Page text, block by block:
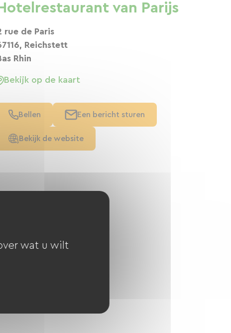
Hotelrestaurant van Parijs
rue de Paris
Reichstett
Rhin
Bekijk op de kaart
Bellen Een bericht sturen
Bekijk de website
wat u wilt